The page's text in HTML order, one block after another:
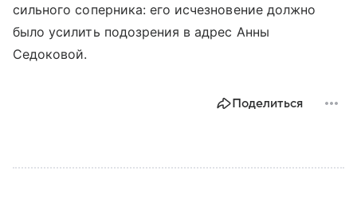
сильного соперника: его исчезновение должно
было усилить подозрения в адрес Анны
Седоковой.
Поделиться